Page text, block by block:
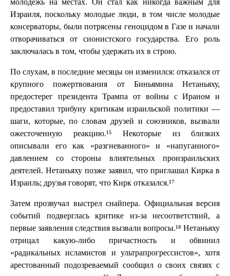
Израиля, поскольку молодые люди, в том числе молодые
консерваторы, были потрясены геноцидом в Газе и начали
отворачиваться от сионистского государства. Его роль
заключалась в том, чтобы удержать их в строю.
По слухам, в последние месяцы он изменился: отказался от
крупного пожертвования от Биньямина Нетаньяху,
предостерег президента Трампа от войны с Ираном и
предоставил трибуну критикам израильской политики —
шаги, которые, по словам друзей и союзников, вызвали
ожесточенную реакцию.¹⁵ Некоторые из близких
описывали его как «разгневанного» и «напуганного»
давлением со стороны влиятельных произраильских
деятелей. Нетаньяху позже заявил, что приглашал Кирка в
Израиль; друзья говорят, что Кирк отказался.¹⁷
Затем прозвучал выстрел снайпера. Официальная версия
событий подверглась критике из-за несоответствий, а
первые заявления следствия вызвали вопросы.¹⁸ Нетаньяху
отрицал какую-либо причастность и обвинил
«радикальных исламистов и ультрапрогрессистов», хотя
арестованный подозреваемый сообщил о своих связях с